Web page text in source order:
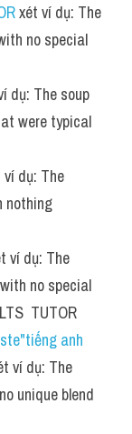
xét ví dụ: The
no special
dụ: The soup
were typical
dụ: The
nothing
ví dụ: The
no special
TUTOR
anh
ví dụ: The
unique blend